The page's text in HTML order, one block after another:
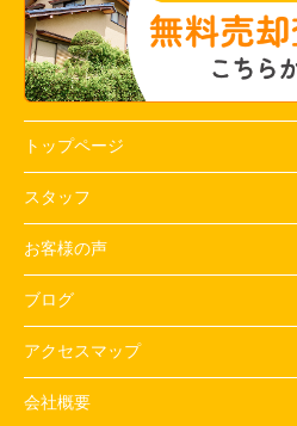
トップページ
スタッフ
お客様の声
ブログ
アクセスマップ
会社概要